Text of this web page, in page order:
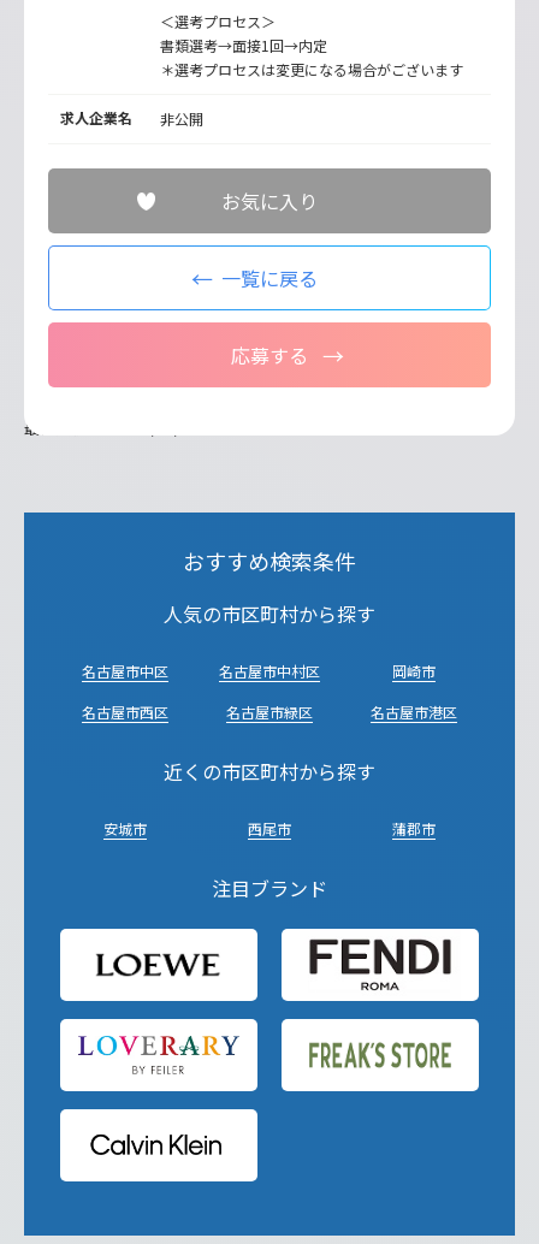
＜選考プロセス＞
書類選考→面接1回→内定
＊選考プロセスは変更になる場合がございます
求人企業名 非公開
お気に入り
一覧に戻る
応募する
最終更新日：2026/07/08
おすすめ検索条件
人気の市区町村から探す
名古屋市中区 名古屋市中村区
岡崎市
名古屋市西区
名古屋市緑区 名古屋市港区
近くの市区町村から探す
安城市 西尾市 蒲郡市
注目ブランド